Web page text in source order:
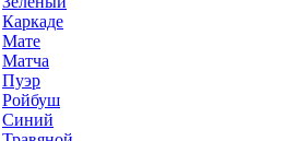
Каркаде
Мате
Матча
Пуэр
Ройбуш
Синий